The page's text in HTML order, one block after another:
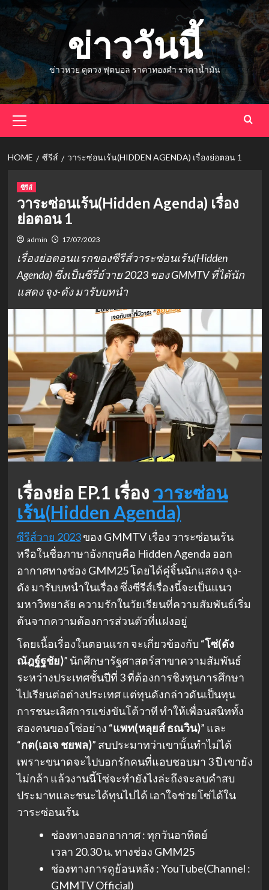
Skip
ข่าววันนี้
ข่าวหวย ดูดวง ฟุตบอล ราคาทองคำ ราคาน้ำมัน
Menu
HOME ซีรีส์ วาระซ่อนเร้น(HIDDEN AGENDA) เรื่องย่อตอน 1
ซีรีส์
วาระซ่อนเร้น(Hidden Agenda) เรื่อง
ย่อตอน 1
admin 17/07/2023
เรื่องย่อตอนแรกของซีรีส์วาระซ่อนเร้น(Hidden
Agenda) ซึ่งเป็นซีรี่ย์วาย 2023 ของ GMMTV ที่ได้นัก
แสดง จุง-ดัง มารับบทนำ
เรื่องย่อ EP.1 เรื่อง วาระซ่อน
เร้น(Hidden Agenda)
ซีรีส์วาย 2023ของ GMMTV เรื่อง วาระซ่อนเร้น
หรือในชื่อภาษาอังกฤษคือ Hidden Agenda ออก
อากาศทางช่อง GMM25 โดยได้คู๋จิ้นนักแสดง จุง-
ดัง มารับบทนำในเรื่อง ซึ่งซีรีส์เรื่องนี้จะเป็นแนว
มหาวิทยาลัย ความรักในวัยเรียนที่ความสัมพันธ์เริ่ม
ต้นจากความต้องการส่วนตัวที่แฝงอยู่
โดยเนื้อเรื่องในตอนแรก จะเกี่ยวข้องกับ “โซ่(ดัง
ณัฎฐ์ฐชัย)” นักศึกษารัฐศาสตร์สาขาความสัมพันธ์
ระหว่างประเทศชั้นปีที่ 3 ที่ต้องการชิงทุนการศึกษา
ไปเรียนต่อต่างประเทศ แต่ทุนดังกล่าวดันเป็นทุน
การชนะเลิศการแข่งขันโต้วาที ทำให้เพื่อนสนิททั้ง
สองคนของโซ่อย่าง “แพท(หลุยส์ ธณวิน)” และ
“กต(เอเจ ชยพล)” สบประมาทว่าเขานั้นทำไม่ได้
เพราะขนาดจะไปบอกรักคนที่แอบชอบมา 3 ปี เขายัง
ไม่กล้า แล้วงานนี้โซ่จะทำยังไงล่ะถึงจะลบคำสบ
ประมาทและชนะได้ทุนไปได้ เอาใจช่วยโซ่ได้ใน
วาระซ่อนเร้น
ช่องทางออกอากาศ : ทุกวันอาทิตย์
เวลา 20.30 น. ทางช่อง GMM25
ช่องทางการดูย้อนหลัง : YouTube(Channel :
GMMTV Official)